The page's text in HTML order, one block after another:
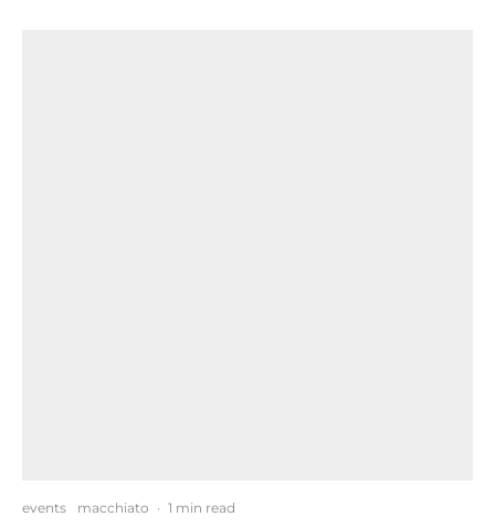
events macchiato · 1 min read